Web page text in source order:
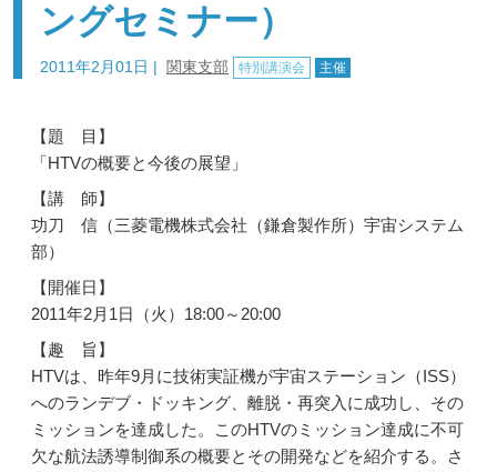
ングセミナー）
2011年2月01日 | 関東支部 特別講演会 主催
【題 目】
「HTVの概要と今後の展望」
【講 師】
功刀 信（三菱電機株式会社（鎌倉製作所）宇宙システム
部）
【開催日】
2011年2月1日（火）18:00～20:00
【趣 旨】
HTVは、昨年9月に技術実証機が宇宙ステーション（ISS）
へのランデブ・ドッキング、離脱・再突入に成功し、その
ミッションを達成した。このHTVのミッション達成に不可
欠な航法誘導制御系の概要とその開発などを紹介する。さ